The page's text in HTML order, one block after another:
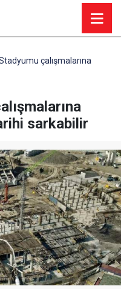
çalışmalarına
sarkabilir